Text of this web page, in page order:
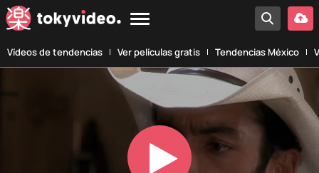
Vídeos de tendencias Ver películas gratis Tendencias México